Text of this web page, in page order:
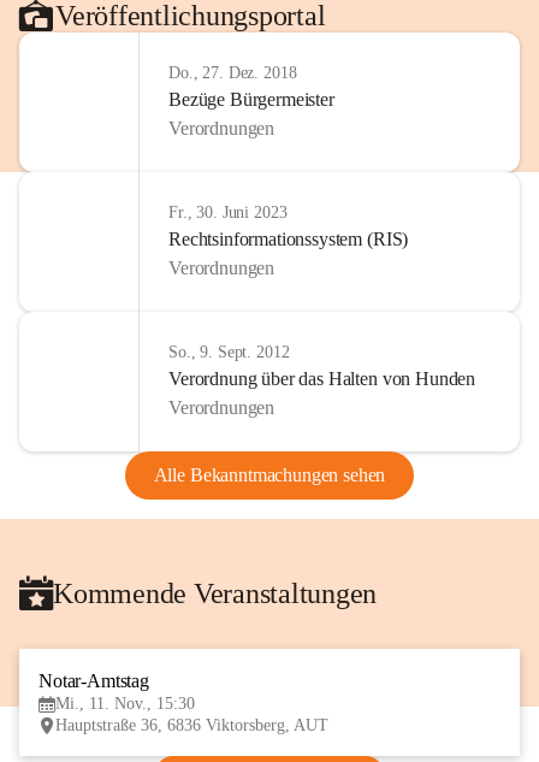
Veröffentlichungsportal
Do., 27. Dez. 2018
Bezüge Bürgermeister
Verordnungen
Fr., 30. Juni 2023
Rechtsinformationssystem (RIS)
Verordnungen
So., 9. Sept. 2012
Verordnung über das Halten von Hunden
Verordnungen
Alle Bekanntmachungen sehen
Kommende Veranstaltungen
Notar-Amtstag
Mi., 11. Nov., 15:30
Hauptstraße 36, 6836 Viktorsberg, AUT